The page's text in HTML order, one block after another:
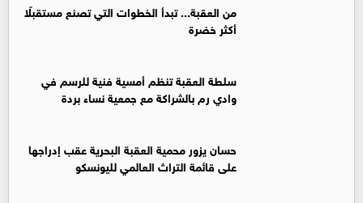
من العقبة... تبدأ الخطوات التي تصنع مستقبلًا
أكثر خضرة
سلطة العقبة تنظم أمسية فنية للرسم في
وادي رم بالشراكة مع جمعية نساء بردة
حسان يزور محمية العقبة البحرية عقب إدراجها
على قائمة التراث العالمي لليونسكو